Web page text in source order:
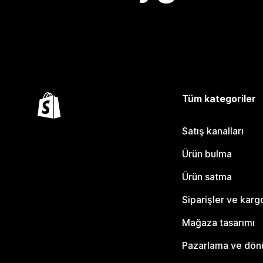
Tüm kategoriler
Satış kanalları
Ürün bulma
Ürün satma
Siparişler ve
Mağaza tasarımı
Pazarlama ve